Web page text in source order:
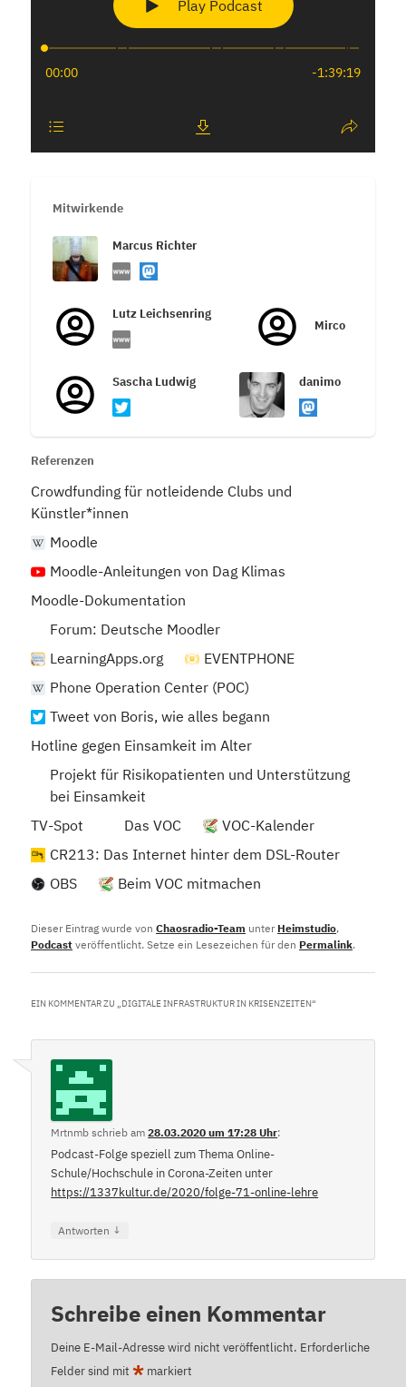
Mitwirkende
Marcus Richter
Lutz Leichsenring
Mirco
Sascha Ludwig danimo
Referenzen
Crowdfunding für notleidende Clubs und
Künstler*innen
Moodle
Moodle-Anleitungen von Dag Klimas
Moodle-Dokumentation
Forum: Deutsche Moodler
LearningApps.org
EVENTPHONE
Phone Operation Center (POC)
Tweet von Boris, wie alles begann
Hotline gegen Einsamkeit im Alter
Projekt für Risikopatienten und Unterstützung
bei Einsamkeit
TV-Spot
Das VOC
VOC-Kalender
CR213: Das Internet hinter dem DSL-Router
OBS
Beim VOC mitmachen
Dieser Eintrag wurde vonChaosradio-Team unter Heimstudio,
Podcast veröffentlicht. Setze ein Lesezeichen für den Permalink.
EIN KOMMENTAR ZU „DIGITALE INFRASTRUKTUR IN KRISENZEITEN“
Mrtnmb schrieb am28.03.2020 um 17:28 Uhr:
Podcast-Folge speziell zum Thema Online-
Schule/Hochschule in Corona-Zeiten unter
https://1337kultur.de/2020/folge-71-online-lehre
Antworten ↓
Schreibe einen Kommentar
Deine E-Mail-Adresse wird nicht veröffentlicht. Erforderliche
Felder sind mit* markiert